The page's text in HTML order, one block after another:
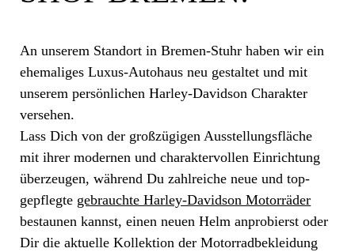
An unserem Standort in Bremen-Stuhr haben wir ein
ehemaliges Luxus-Autohaus neu gestaltet und mit
unserem persönlichen Harley-Davidson Charakter
versehen.
Lass Dich von der großzügigen Ausstellungsfläche
mit ihrer modernen und charaktervollen Einrichtung
überzeugen, während Du zahlreiche neue und top-
gepflegte gebrauchte Harley-Davidson Motorräder
bestaunen kannst, einen neuen Helm anprobierst oder
Dir die aktuelle Kollektion der Motorradbekleidung